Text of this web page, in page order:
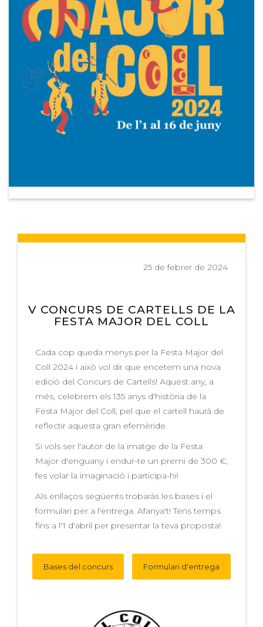
25 de febrer de 2024
V CONCURS DE CARTELLS DE LA
FESTA MAJOR DEL COLL
Cada cop queda menys per la Festa Major del
Coll 2024 i això vol dir que encetem una nova
edició del Concurs de Cartells! Aquest any, a
més, celebrem els 135 anys d'història de la
Festa Major del Coll, pel que el cartell haurà de
reflectir aquesta gran efemèride.
Si vols ser l'autor de la imatge de la Festa
Major d'enguany i endur-te un premi de 300 €,
fes volar la imaginació i participa-hi!
Als enllaços següents trobaràs les bases i el
formulari per a l'entrega. Afanya't! Tens temps
fins a l'1 d'abril per presentar la teva proposta!
Bases del concurs Formulari d'entrega